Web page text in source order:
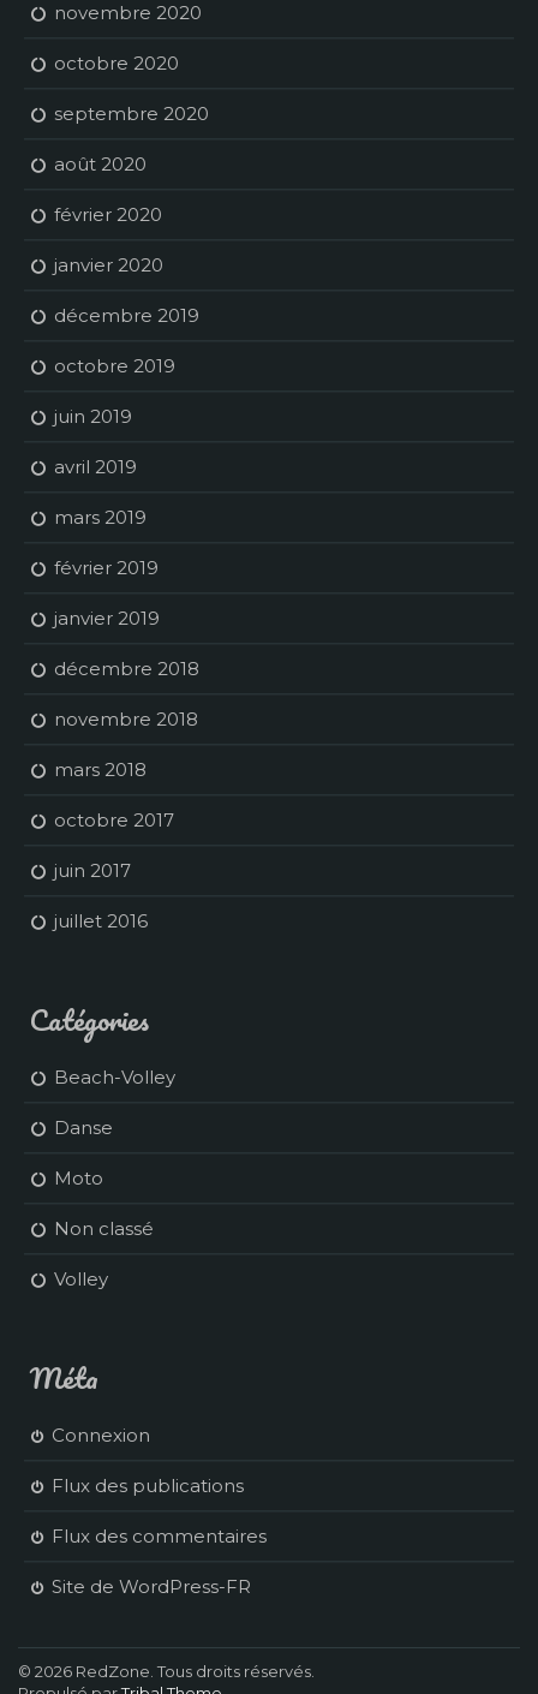
novembre 2020
octobre 2020
septembre 2020
août 2020
février 2020
janvier 2020
décembre 2019
octobre 2019
juin 2019
avril 2019
mars 2019
février 2019
janvier 2019
décembre 2018
novembre 2018
mars 2018
octobre 2017
juin 2017
juillet 2016
Catégories
Beach-Volley
Danse
Moto
Non classé
Volley
Méta
Connexion
Flux des publications
Flux des commentaires
Site de WordPress-FR
© 2026 RedZone. Tous droits réservés.